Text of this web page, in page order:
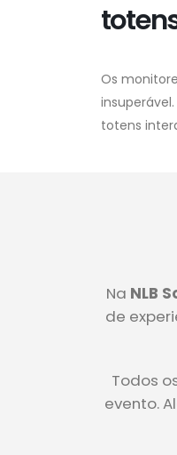
Os
totens
Na NLB
de
Todos
evento.